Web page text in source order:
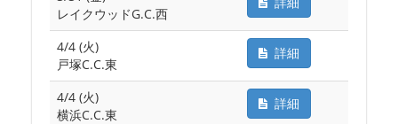
レイクウッドG.C.西
4/4 (火)
戸塚C.C.東
詳細
4/4 (火)
横浜C.C.東
詳細